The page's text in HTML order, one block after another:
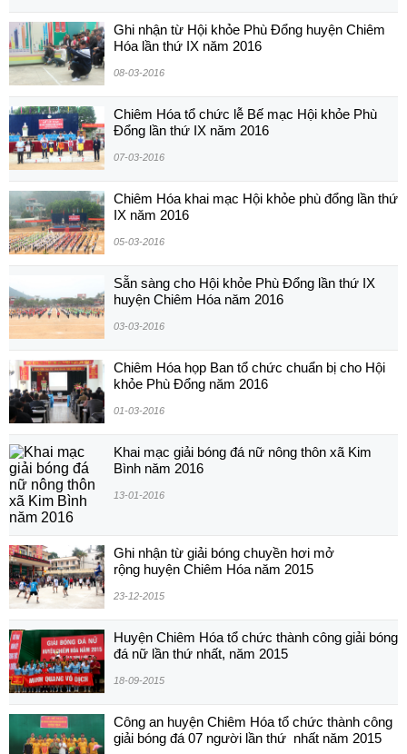
Ghi nhận từ Hội khỏe Phù Đổng huyện Chiêm
Hóa lần thứ IX năm 2016
08-03-2016
Chiêm Hóa tổ chức lễ Bế mạc Hội khỏe Phù
Đổng lần thứ IX năm 2016
07-03-2016
Chiêm Hóa khai mạc Hội khỏe phù đổng lần thứ
IX năm 2016
05-03-2016
Sẵn sàng cho Hội khỏe Phù Đổng lần thứ IX
huyện Chiêm Hóa năm 2016
03-03-2016
Chiêm Hóa họp Ban tổ chức chuẩn bị cho Hội
khỏe Phù Đổng năm 2016
01-03-2016
Khai mạc giải bóng đá nữ nông thôn xã Kim
Bình năm 2016
13-01-2016
Ghi nhận từ giải bóng chuyền hơi mở
rộng huyện Chiêm Hóa năm 2015
23-12-2015
Huyện Chiêm Hóa tổ chức thành công giải bóng
đá nữ lần thứ nhất, năm 2015
18-09-2015
Công an huyện Chiêm Hóa tổ chức thành công
giải bóng đá 07 người lần thứ nhất năm 2015